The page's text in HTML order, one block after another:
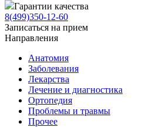
Гарантии качества
8(499)350-12-60
Записаться на прием
Направления
Анатомия
Заболевания
Лекарства
Лечение и диагностика
Ортопедия
Проблемы и травмы
Прочее